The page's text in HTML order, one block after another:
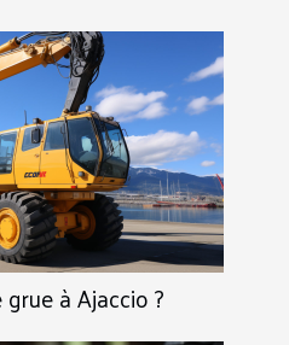
à Ajaccio ?